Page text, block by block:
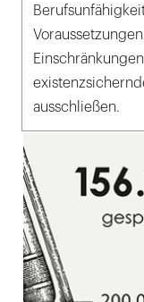
ausschließen.